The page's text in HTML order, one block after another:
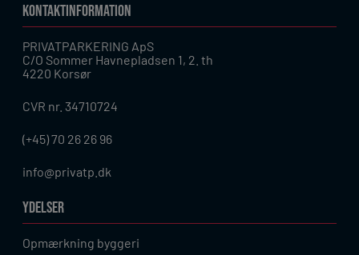
KONTAKTINFORMATION
PRIVATPARKERING ApS
C/O Sommer Havnepladsen 1, 2. th
4220 Korsør
CVR nr. 34710724
(+45) 70 26 26 96
info@privatp.dk
YDELSER
Opmærkning byggeri